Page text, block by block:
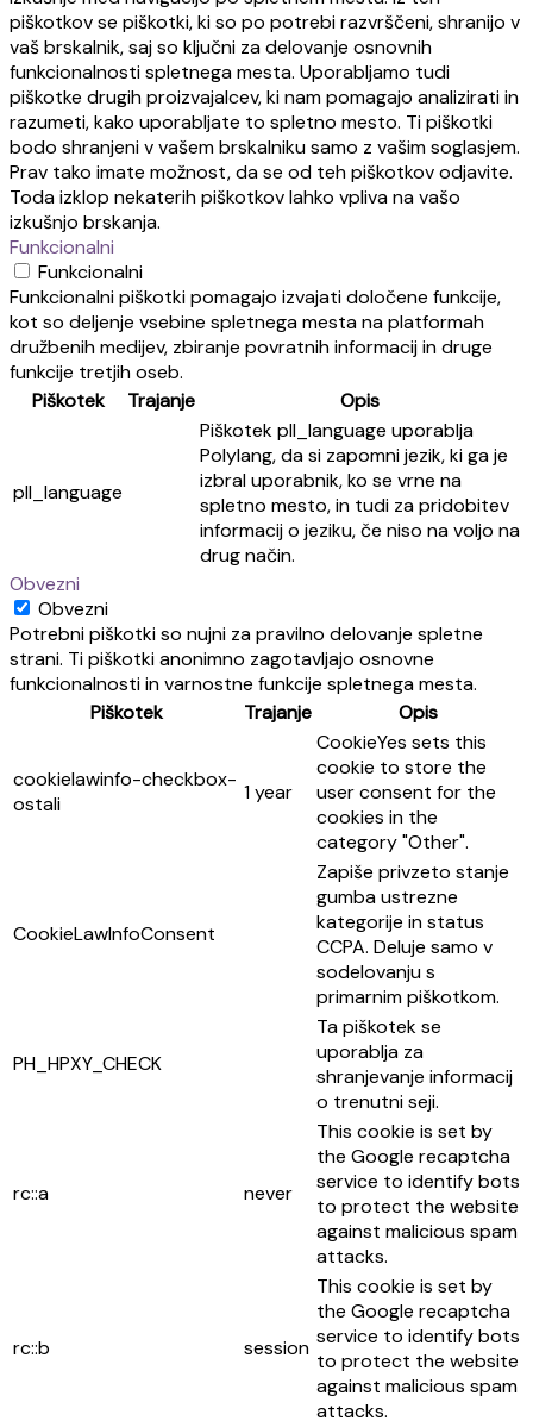
piškotkov se piškotki, ki so po potrebi razvrščeni, shranijo v
vaš brskalnik, saj so ključni za delovanje osnovnih
funkcionalnosti spletnega mesta. Uporabljamo tudi
piškotke drugih proizvajalcev, ki nam pomagajo analizirati in
razumeti, kako uporabljate to spletno mesto. Ti piškotki
bodo shranjeni v vašem brskalniku samo z vašim soglasjem.
Prav tako imate možnost, da se od teh piškotkov odjavite.
Toda izklop nekaterih piškotkov lahko vpliva na vašo
izkušnjo brskanja.
Funkcionalni
Funkcionalni
Funkcionalni piškotki pomagajo izvajati določene funkcije,
kot so deljenje vsebine spletnega mesta na platformah
družbenih medijev, zbiranje povratnih informacij in druge
funkcije tretjih oseb.
Piškotek
Trajanje Opis
pll_language
Piškotek pll_language uporablja
Polylang, da si zapomni jezik, ki ga je
izbral uporabnik, ko se vrne na
spletno mesto, in tudi za pridobitev
informacij o jeziku, če niso na voljo na
drug način.
Obvezni
Obvezni
Potrebni piškotki so nujni za pravilno delovanje spletne
strani. Ti piškotki anonimno zagotavljajo osnovne
funkcionalnosti in varnostne funkcije spletnega mesta.
Piškotek
Trajanje Opis
cookielawinfo-checkbox-
ostali
1 year
CookieYes sets this
cookie to store the
user consent for the
cookies in the
category "Other".
CookieLawInfoConsent
Zapiše privzeto stanje
gumba ustrezne
kategorije in status
CCPA. Deluje samo v
sodelovanju s
primarnim piškotkom.
PH_HPXY_CHECK
Ta piškotek se
uporablja za
shranjevanje informacij
o trenutni seji.
rc::a never
This cookie is set by
the Google recaptcha
service to identify bots
to protect the website
against malicious spam
attacks.
rc::b session
This cookie is set by
the Google recaptcha
service to identify bots
to protect the website
against malicious spam
attacks.